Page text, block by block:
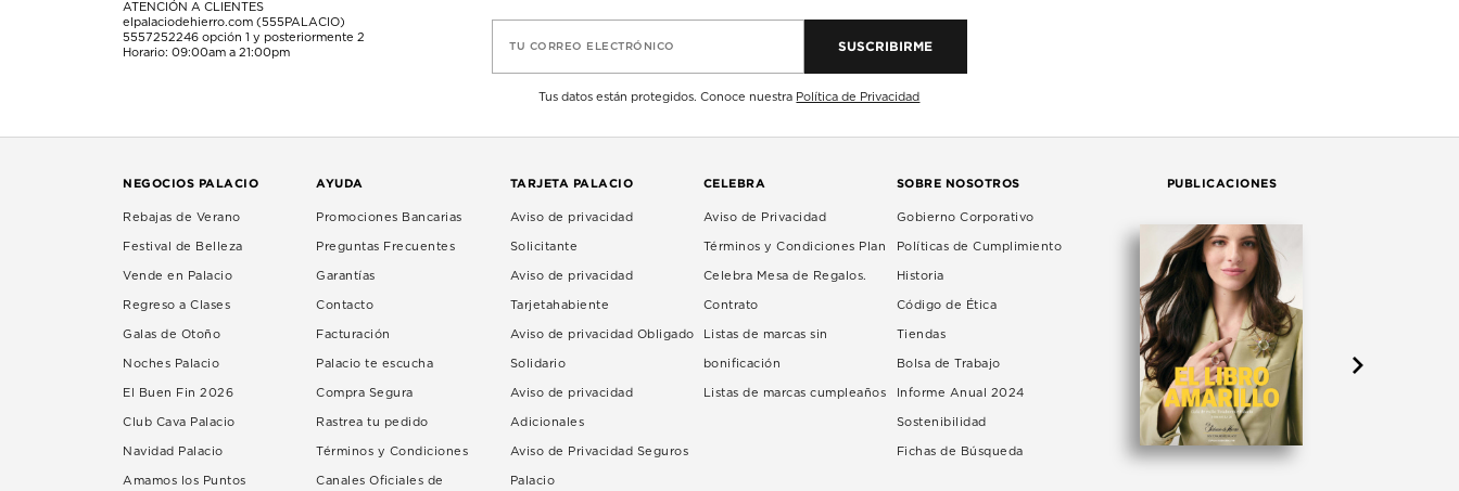
ATENCIÓN A CLIENTES
elpalaciodehierro.com (555PALACIO)
5557252246 opción 1 y posteriormente 2
Horario: 09:00am a 21:00pm
TU CORREO ELECTRÓNICO SUSCRIBIRME
Tus datos están protegidos. Conoce nuestra Política de Privacidad
NEGOCIOS PALACIO
Rebajas de Verano
Festival de Belleza
Vende en Palacio
Regreso a Clases
Galas de Otoño
Noches Palacio
El Buen Fin 2026
Club Cava Palacio
Navidad Palacio
Amamos los Puntos
AYUDA
Promociones Bancarias
Preguntas Frecuentes
Garantías
Contacto
Facturación
Palacio te escucha
Compra Segura
Rastrea tu pedido
Términos y Condiciones
Canales Oficiales de
TARJETA PALACIO
Aviso de privacidad
Solicitante
Aviso de privacidad
Tarjetahabiente
Aviso de privacidad Obligado
Solidario
Aviso de privacidad
Adicionales
Aviso de Privacidad Seguros
Palacio
CELEBRA
Aviso de Privacidad
Términos y Condiciones Plan
Celebra Mesa de Regalos.
Contrato
Listas de marcas sin
bonificación
Listas de marcas cumpleaños
SOBRE NOSOTROS
Gobierno Corporativo
Políticas de Cumplimiento
Historia
Código de Ética
Tiendas
Bolsa de Trabajo
Informe Anual 2024
Sostenibilidad
Fichas de Búsqueda
PUBLICACIONES